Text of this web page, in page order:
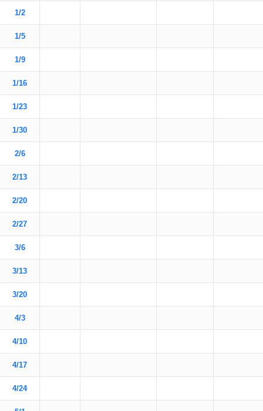
1/2
1/5
1/9
1/16
1/23
1/30
2/6
2/13
2/20
2/27
3/6
3/13
3/20
4/3
4/10
4/17
4/24